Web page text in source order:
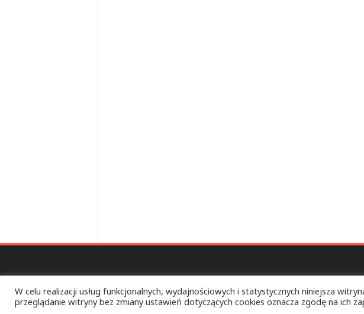
ULTRA CHAOS PIKNIK – TOTAL D.I.Y. FEST – ŻELEBSKO k/BIŁGORAJA
W celu realizacji usług funkcjonalnych, wydajnościowych i statystycznych niniejsza
przeglądanie witryny bez zmiany ustawień dotyczących cookies oznacza zgodę na ich